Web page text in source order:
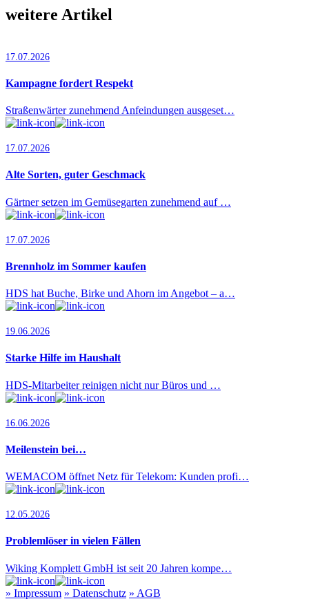
weitere Artikel
17.07.2026
Kampagne fordert Respekt
Straßenwärter zunehmend Anfeindungen ausgeset…
17.07.2026
Alte Sorten, guter Geschmack
Gärtner setzen im Gemüsegarten zunehmend auf …
17.07.2026
Brennholz im Sommer kaufen
HDS hat Buche, Birke und Ahorn im Angebot – a…
19.06.2026
Starke Hilfe im Haushalt
HDS-Mitarbeiter reinigen nicht nur Büros und …
16.06.2026
Meilenstein bei…
WEMACOM öffnet Netz für Telekom: Kunden profi…
12.05.2026
Problemlöser in vielen Fällen
Wiking Komplett GmbH ist seit 20 Jahren kompe…
» Impressum » Datenschutz » AGB